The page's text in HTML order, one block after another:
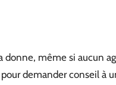
même si aucun
demander conseil à